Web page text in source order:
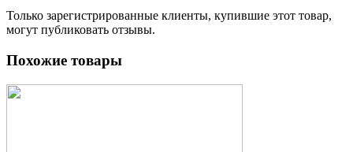
Только зарегистрированные клиенты, купившие этот товар,
могут публиковать отзывы.
Похожие товары